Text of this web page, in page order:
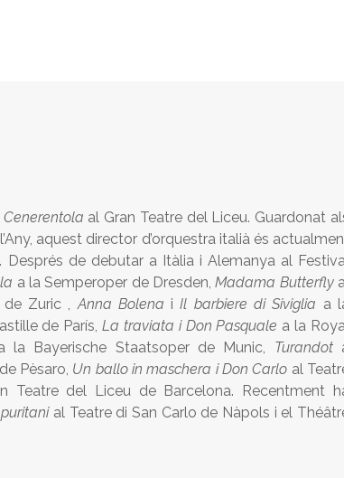
al Gran Teatre del Liceu. Guardonat
aquest director d’orquestra italià és
Després de debutar a Itàlia i Alemanya al
a la Semperoper de Dresden,Madama Butterfly
de Zuric ,Anna Bolena iIl barbiere di Siviglia a
de París,La traviata i Don Pasquale a la
la Bayerische Staatsoper de Munic, Turandot
Pèsaro, Un ballo in maschera i Don Carlo al
Teatre del Liceu de Barcelona. Recentment
al Teatre di San Carlo de Nàpols i el